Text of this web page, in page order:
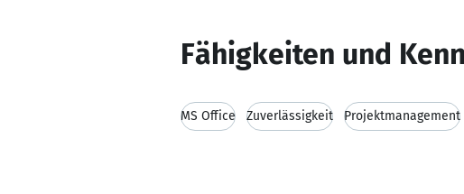
Fähigkeiten und
MS Office Zuverlässigkeit Projektmanagement